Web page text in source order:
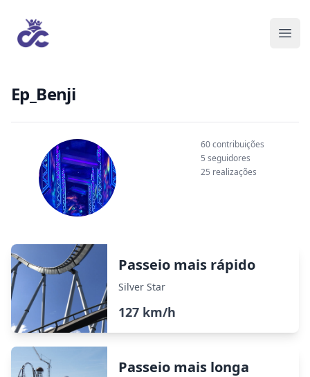
Ep_Benji
60 contribuições
5 seguidores
25 realizações
Passeio mais rápido
Silver Star
127 km/h
Passeio mais longa